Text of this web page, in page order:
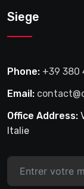
Siege
Phone: +39 380
Email:
Office Address:
Italie